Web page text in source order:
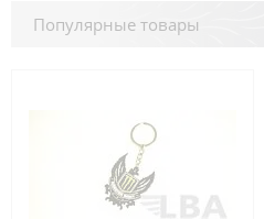
Популярные товары